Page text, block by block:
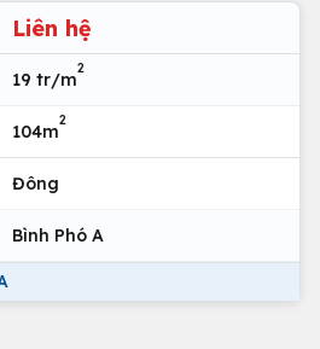
Liên hệ
19 tr/m
2
104m
2
Đông
Bình Phó A